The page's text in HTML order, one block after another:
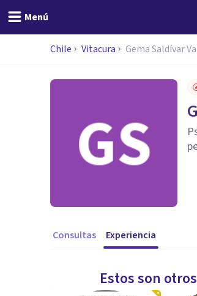
Menú
Chile Vitacura Gema Saldívar
Consultas Experiencia
Estos son